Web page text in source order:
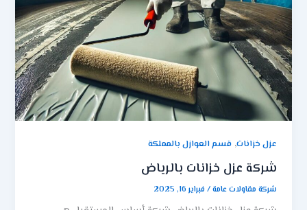
عزل خزانات,قسم العوازل بالمملكة
شركة عزل خزانات بالرياض
شركة مقاولات عامة/ فبراير 16, 2025